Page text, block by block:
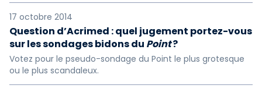
17 octobre 2014
Question d’Acrimed : quel jugement portez-vous
sur les sondages bidons du Point?
Votez pour le pseudo-sondage du Point le plus grotesque
ou le plus scandaleux.